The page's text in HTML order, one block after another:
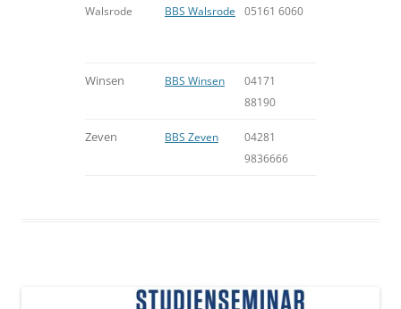
Walsrode BBS Walsrode 05161 6060
Winsen BBS Winsen
04171
88190
Zeven BBS Zeven
04281
9836666